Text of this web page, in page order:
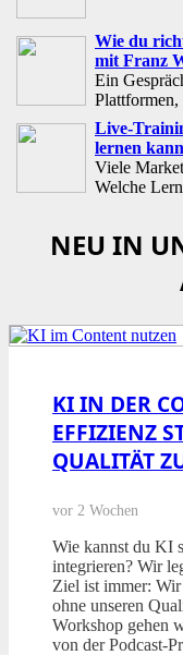
Wie du
mit Franz
Ein
Live-
lernen
Viele
Welche
NEU IN
KI IN DER
EFFIZIENZ
QUALITÄT
vor 2 Wochen
Wie kannst du KI
integrieren? Wir
Ziel ist immer:
ohne unseren
Workshop gehen
von der Podcast-